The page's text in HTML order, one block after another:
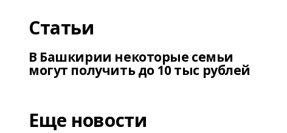
Статьи
В Башкирии некоторые семьи
могут получить до 10 тыс рублей
Еще новости